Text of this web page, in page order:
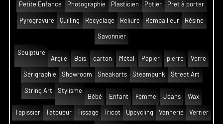
Petite Enfance Photographie Plasticien Potier Pret à porter
Pyrogravure Quilling Recyclage Reliure Rempailleur Résine
Savonnier
Sculpture
Argile
Bois carton Métal Papier pierre Verre
Sérigraphie Showroom Sneakarts Steampunk Street Art
String Art
Stylisme
Bébé
Enfant Femme Jeans Wax
Tapissier Tatoueur Tissage Tricot Upcycling Vannerie Verrier